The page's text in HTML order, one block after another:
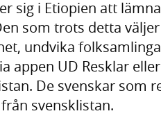
sig i Etiopien att
som trots detta
undvika
appen UD Resklar
De svenskar som
svensklistan.